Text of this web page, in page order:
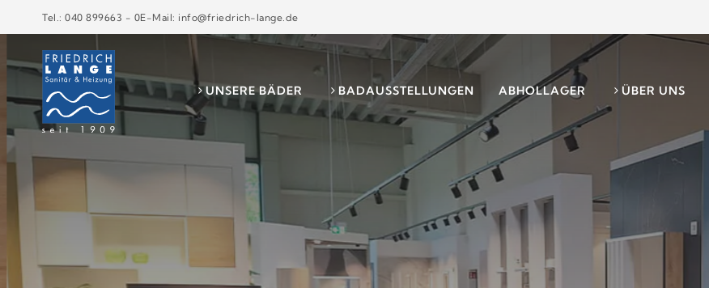
Tel.: 040 899663 - 0E-Mail: info@friedrich-lange.de
UNSERE BÄDER BADAUSSTELLUNGEN ABHOLLAGER ÜBER UNS